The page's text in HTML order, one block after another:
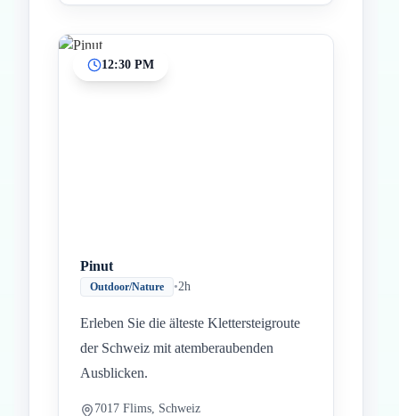
12:30 PM
Pinut
Outdoor/Nature •2h
Erleben Sie die älteste Klettersteigroute
der Schweiz mit atemberaubenden
Ausblicken.
7017 Flims, Schweiz